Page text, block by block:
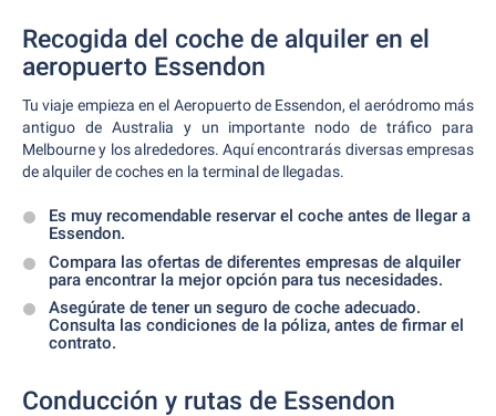
Recogida del coche de alquiler en el
aeropuerto Essendon
Tu viaje empieza en el Aeropuerto de Essendon, el aeródromo más
antiguo de Australia y un importante nodo de tráfico para
Melbourne y los alrededores. Aquí encontrarás diversas empresas
de alquiler de coches en la terminal de llegadas.
Es muy recomendable reservar el coche antes de llegar a
Essendon.
Compara las ofertas de diferentes empresas de alquiler
para encontrar la mejor opción para tus necesidades.
Asegúrate de tener un seguro de coche adecuado.
Consulta las condiciones de la póliza, antes de firmar el
contrato.
Conducción y rutas de Essendon